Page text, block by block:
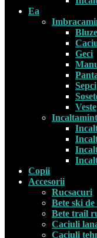
Ea
Bluze
Geci
Sepci
Veste
Copii
Accesorii
Rucsacuri
Bete ski
Bete trail
Caciuli
Caciuli